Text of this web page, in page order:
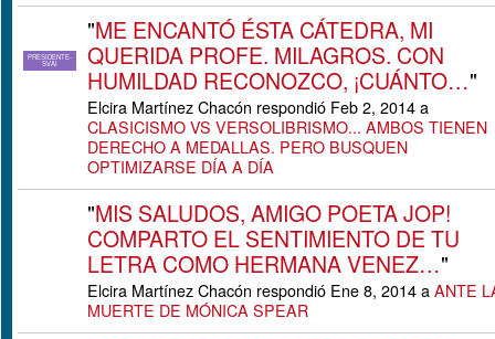
PRESIDENTE-
SVAI
"ME ENCANTÓ ÉSTA CÁTEDRA, MI
QUERIDA PROFE. MILAGROS. CON
HUMILDAD RECONOZCO, ¡CUÁNTO…"
Elcira Martínez Chacón respondió Feb 2, 2014 a
CLASICISMO VS VERSOLIBRISMO... AMBOS TIENEN
DERECHO A MEDALLAS. PERO BUSQUEN
OPTIMIZARSE DÍA A DÍA
"MIS SALUDOS, AMIGO POETA JOP!
COMPARTO EL SENTIMIENTO DE TU
LETRA COMO HERMANA VENEZ…"
Elcira Martínez Chacón respondió Ene 8, 2014 a ANTE
MUERTE DE MÓNICA SPEAR